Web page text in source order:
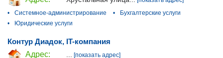
•
Системное-администрирование •
Бухгалтерские услуги
•
Юридические услуги
Контур Диадок, IT-компания
Адрес:
[показать адрес]